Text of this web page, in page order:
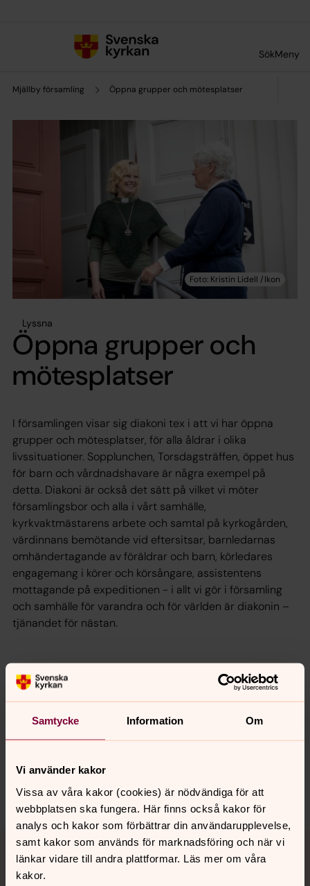
Samtycke Information Om
Vi använder kakor
Vissa av våra kakor (cookies) är nödvändiga för att
webbplatsen ska fungera. Här finns också kakor för
analys och kakor som förbättrar din användarupplevelse,
samt kakor som används för marknadsföring och när vi
länkar vidare till andra plattformar. Läs mer om våra
kakor.
SökMeny
Mjällby församling Öppna grupper och mötesplatser
Lyssna
Öppna grupper och
mötesplatser
I församlingen visar sig diakoni tex i att vi har öppna
grupper och mötesplatser, för alla åldrar i olika
livssituationer. Sopplunchen, Torsdagsträffen, öppet hus
för barn och vårdnadshavare är några exempel på
detta. Diakoni är också det sätt på vilket vi möter
församlingsbor och alla i vårt samhälle,
kyrkvaktmästarens arbete och samtal på kyrkogården,
värdinnans bemötande vid eftersitsar, barnledarnas
omhändertagande av föräldrar och barn, körledares
engagemang i körer och körsångare, assistentens
mottagande på expeditionen - i allt vi gör i församling
och samhälle för varandra och för världen är diakonin –
tjänandet för nästan.
Senast ändrad 23 oktober 2024
Synpunkter eller frågor på sidans
innehåll?
mjallby.forsamling@svenskakyrkan.se
Dela
Tillbaka till toppen
Tillbaka till innehållet